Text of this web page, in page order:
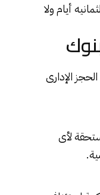
أيام ولا
الإدارى
لأى